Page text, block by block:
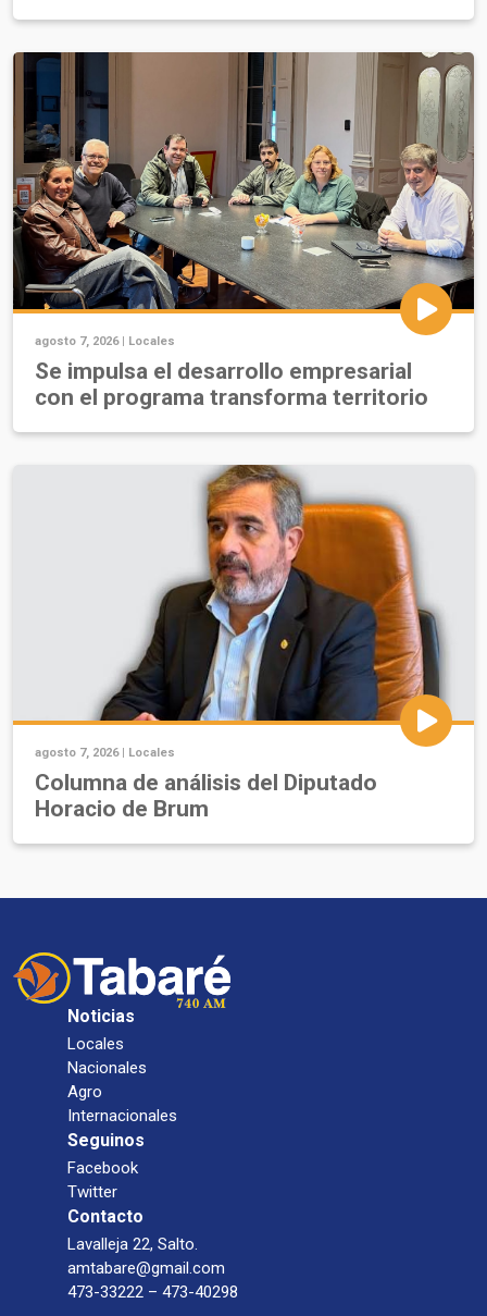
agosto 7, 2026 | Locales
Se impulsa el desarrollo empresarial
con el programa transforma territorio
agosto 7, 2026 | Locales
Columna de análisis del Diputado
Horacio de Brum
Noticias
Locales
Nacionales
Agro
Internacionales
Seguinos
Facebook
Twitter
Contacto
Lavalleja 22, Salto.
amtabare@gmail.com
473-33222 – 473-40298